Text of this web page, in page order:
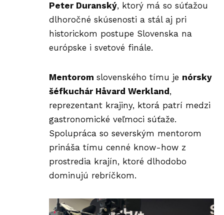
Peter Duranský, ktorý má so súťažou
dlhoročné skúsenosti a stál aj pri
historickom postupe Slovenska na
európske i svetové finále.
Mentorom slovenského tímu je nórsky
šéfkuchár Håvard Werkland ,
reprezentant krajiny, ktorá patrí medzi
gastronomické veľmoci súťaže.
Spolupráca so severským mentorom
prináša tímu cenné know-how z
prostredia krajín, ktoré dlhodobo
dominujú rebríčkom.